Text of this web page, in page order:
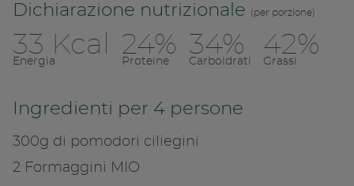
Copia
Dichiarazione nutrizionale (per porzione)
33 Kcal
Energia
24%
Proteine
34%
Carboidrati
42%
Grassi
Ingredienti per 4 persone
300g di pomodori ciliegini
2 Formaggini MIO
Condividi su
Copia link